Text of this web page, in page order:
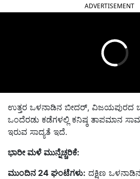
ADVERTISEMENT
ಉತ್ತರ ಒಳನಾಡಿನ ಬೀದರ್, ವಿಜಯಪುರದ
ಒಂದೆರಡು ಕಡೆಗಳಲ್ಲಿ ಕನಿಷ್ಠ ತಾಪಮಾನ
ಇರುವ ಸಾದ್ಯತೆ ಇದೆ.
ಭಾರೀ ಮಳೆ ಮುನ್ನೆಚ್ಚರಿಕೆ:
ಮುಂದಿನ 24 ಘಂಟೆಗಳು: ದಕ್ಷಿಣ